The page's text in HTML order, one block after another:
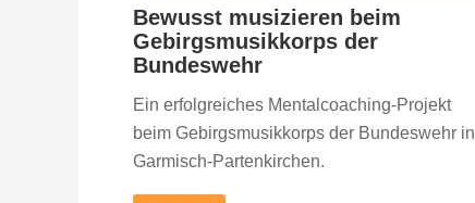
Bewusst musizieren beim
Gebirgsmusikkorps der
Bundeswehr
Ein erfolgreiches Mentalcoaching-Projekt
beim Gebirgsmusikkorps der Bundeswehr in
Garmisch-Partenkirchen.